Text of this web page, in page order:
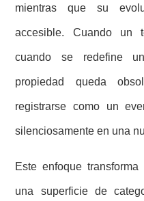
mientras que su
accesible. Cuando un
cuando se redefine
propiedad queda
registrarse como un
silenciosamente en una
Este enfoque
una superficie de